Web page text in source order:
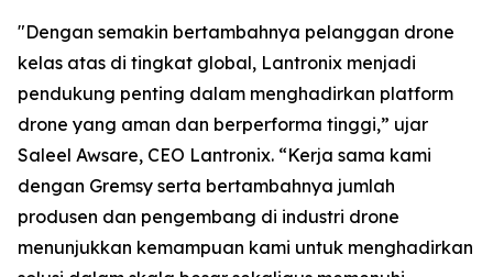
"Dengan semakin bertambahnya pelanggan drone
kelas atas di tingkat global, Lantronix menjadi
pendukung penting dalam menghadirkan platform
drone yang aman dan berperforma tinggi,” ujar
Saleel Awsare, CEO Lantronix. “Kerja sama kami
dengan Gremsy serta bertambahnya jumlah
produsen dan pengembang di industri drone
menunjukkan kemampuan kami untuk menghadirkan